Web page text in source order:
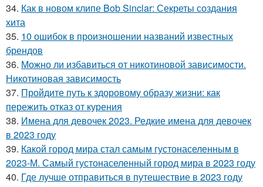
34. Как в новом клипе Bob Sinclar: Секреты создания
хита
35. 10 ошибок в произношении названий известных
брендов
36. Можно ли избавиться от никотиновой зависимости.
Никотиновая зависимость
37. Пройдите путь к здоровому образу жизни: как
пережить отказ от курения
38. Имена для девочек 2023. Редкие имена для девочек
в 2023 году
39. Какой город мира стал самым густонаселенным в
2023-М. Самый густонаселенный город мира в 2023 году
40. Где лучше отправиться в путешествие в 2023 году